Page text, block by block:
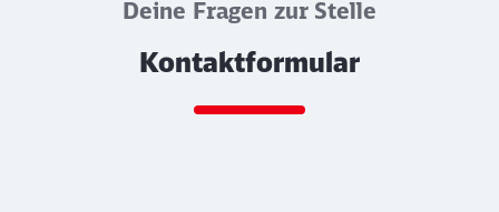
Deine Fragen zur Stelle
Kontaktformular